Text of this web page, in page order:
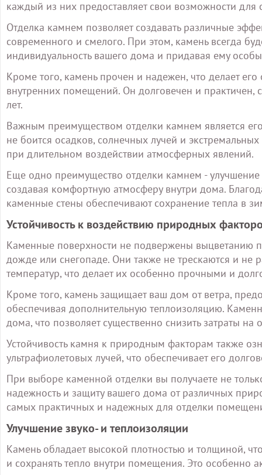
каждый из них предоставляет свои возможности
Отделка камнем позволяет создавать различные
современного и смелого. При этом, камень всегда
индивидуальность вашего дома и придавая ему
Кроме того, камень прочен и надежен, что делает
внутренних помещений. Он долговечен и
лет.
Важным преимуществом отделки камнем является
не боится осадков, солнечных лучей и
при длительном воздействии атмосферных явлений.
Еще одно преимущество отделки камнем -
создавая комфортную атмосферу внутри дома.
каменные стены обеспечивают сохранение тепла в
Устойчивость к воздействию природных
Каменные поверхности не подвержены выцветанию
дожде или снегопаде. Они также не трескаются и не
температур, что делает их особенно прочными и
Кроме того, камень защищает ваш дом от ветра,
обеспечивая дополнительную теплоизоляцию.
дома, что позволяет существенно снизить затраты
Устойчивость камня к природным факторам также
ультрафиолетовых лучей, что обеспечивает его
При выборе каменной отделки вы получаете не
надежность и защиту вашего дома от различных
самых практичных и надежных для отделки
Улучшение звуко- и теплоизоляции
Камень обладает высокой плотностью и толщиной,
и сохранять тепло внутри помещения. Это особенно